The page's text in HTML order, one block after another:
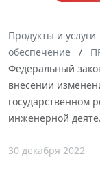
Продукты и услуги
обеспечение
Федеральный
внесении
государственном
инженерной
30 декабря 2022